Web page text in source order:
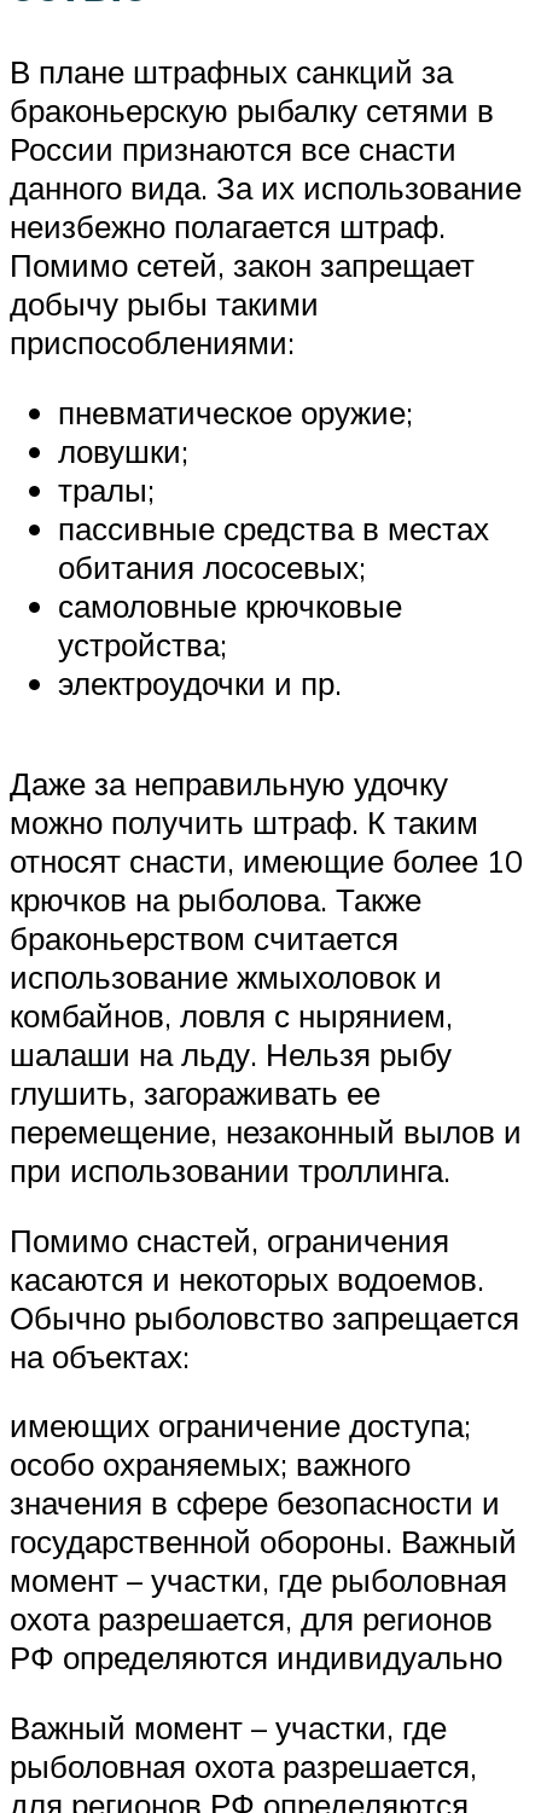
В плане штрафных санкций за
браконьерскую рыбалку сетями в
России признаются все снасти
данного вида. За их использование
неизбежно полагается штраф.
Помимо сетей, закон запрещает
добычу рыбы такими
приспособлениями:
пневматическое оружие;
ловушки;
тралы;
пассивные средства в местах
обитания лососевых;
самоловные крючковые
устройства;
электроудочки и пр.
Даже за неправильную удочку
можно получить штраф. К таким
относят снасти, имеющие более 10
крючков на рыболова. Также
браконьерством считается
использование жмыхоловок и
комбайнов, ловля с нырянием,
шалаши на льду. Нельзя рыбу
глушить, загораживать ее
перемещение, незаконный вылов и
при использовании троллинга.
Помимо снастей, ограничения
касаются и некоторых водоемов.
Обычно рыболовство запрещается
на объектах:
имеющих ограничение доступа;
особо охраняемых; важного
значения в сфере безопасности и
государственной обороны. Важный
момент – участки, где рыболовная
охота разрешается, для регионов
РФ определяются индивидуально
Важный момент – участки, где
рыболовная охота разрешается,
для регионов РФ определяются